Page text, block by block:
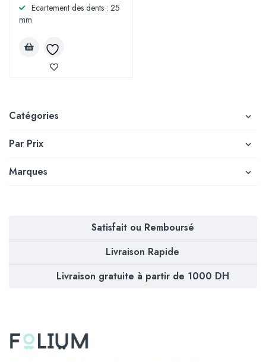
Catégories
Par Prix
Marques
Ecartement des dents : 25
mm
Satisfait ou Remboursé
Livraison Rapide
Livraison gratuite à partir de 1000 DH